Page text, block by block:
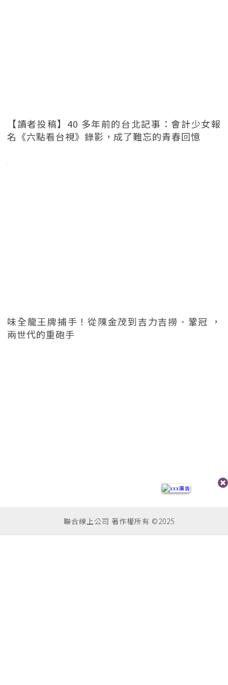
【讀者投稿】40 多年前的台北記事：會計少女報
名《六點看台視》錄影，成了難忘的青春回憶
味全龍王牌捕手！從陳金茂到吉力吉撈．鞏冠 ，
兩世代的重砲手
聯合線上公司 著作權所有 ©2025